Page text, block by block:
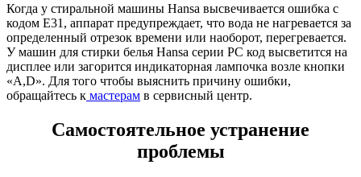
Когда у стиральной машины Hansa высвечивается ошибка с
кодом Е31, аппарат предупреждает, что вода не нагревается за
определенный отрезок времени или наоборот, перегревается.
У машин для стирки белья Hansa серии PC код высветится на
дисплее или загорится индикаторная лампочка возле кнопки
«A,D». Для того чтобы выяснить причину ошибки,
обращайтесь к мастерам в сервисный центр.
Самостоятельное устранение
проблемы